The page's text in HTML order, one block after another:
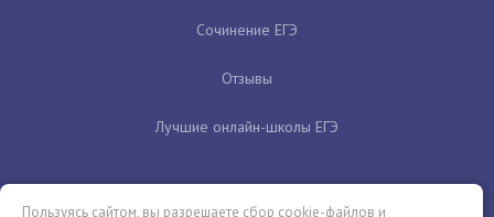
Сочинение ЕГЭ
Отзывы
Лучшие онлайн-школы ЕГЭ
Пользуясь сайтом, вы разрешаете сбор cookie-файлов и